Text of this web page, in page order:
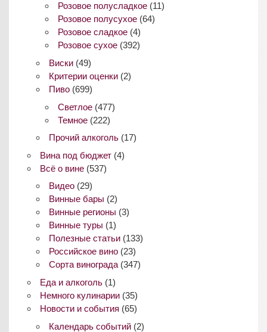
Розовое полусладкое (11)
Розовое полусухое (64)
Розовое сладкое (4)
Розовое сухое (392)
Виски(49)
Критерии оценки(2)
Пиво(699)
Светлое (477)
Темное (222)
Прочий алкоголь(17)
Вина под бюджет(4)
Всё о вине(537)
Видео(29)
Винные бары (2)
Винные регионы (3)
Винные туры (1)
Полезные статьи(133)
Российское вино(23)
Сорта винограда(347)
Еда и алкоголь(1)
Немного кулинарии(35)
Новости и события (65)
Календарь событий(2)